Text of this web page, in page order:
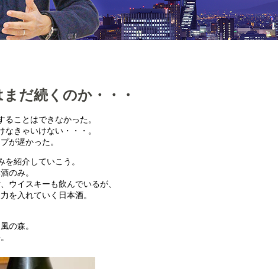
だ続くのか・・・
ことはできなかった。
きゃいけない・・・。
が遅かった。
紹介していこう。
のみ。
ウイスキーも飲んでいるが、
を入れていく日本酒。
の森。